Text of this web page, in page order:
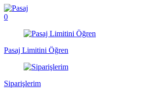
0
Pasaj Limitini Öğren
Siparişlerim